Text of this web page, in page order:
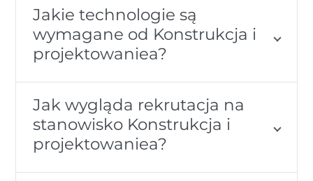
Jakie technologie są
wymagane od Konstrukcja i
projektowaniea?
Jak wygląda rekrutacja na
stanowisko Konstrukcja i
projektowaniea?